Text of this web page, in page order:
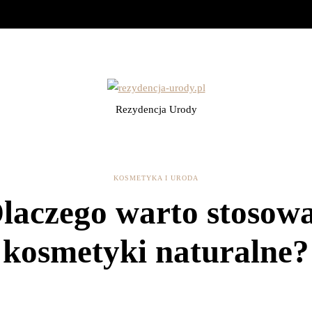
Rezydencja Urody
KOSMETYKA I URODA
warto
kosmetyki naturalne?